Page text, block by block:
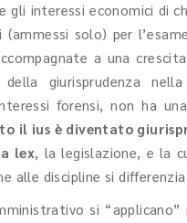
gli interessi economici di
solo) per
a una
giurisprudenza
forensi, non ha
il ius è diventato
lex, la legislazione, e la
alle discipline si
si “applicano”